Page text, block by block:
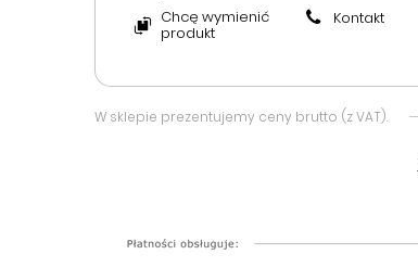
Chcę wymienić
produkt
Kontakt
W sklepie prezentujemy ceny brutto (z VAT).